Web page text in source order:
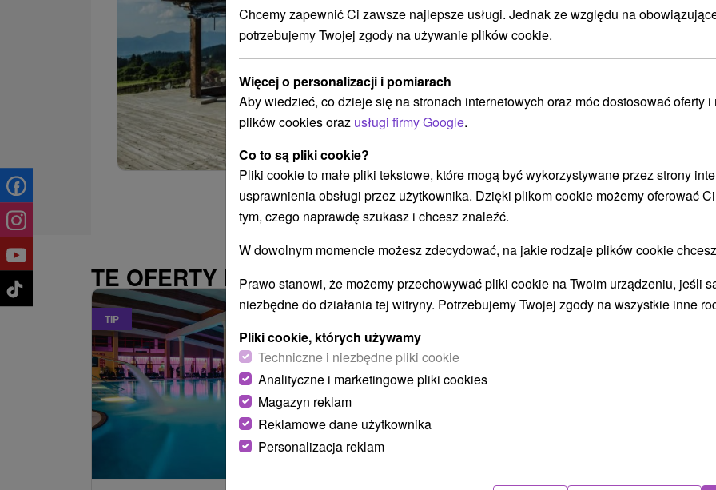
Luxusné a štýlové chaty v nádhernom prostredí
Jasenskej doliny na úpätí Veľkej Fatry,...
TE OFERTY MOGĄ PAŃSTWO BYĆ TAKŻE
TIP
od485,22zł
Chcemy zapewnić Ci zawsze najlepsze usługi. Jednak ze względu na
potrzebujemy Twojej zgody na używanie plików cookie.
Więcej o personalizacji i pomiarach
Aby wiedzieć, co dzieje się na stronach internetowych oraz móc dostosować oferty i
plików cookies oraz usługi firmy Google.
Co to są pliki cookie?
Pliki cookie to małe pliki tekstowe, które mogą być wykorzystywane przez strony
usprawnienia obsługi przez użytkownika. Dzięki plikom cookie możemy oferować
tym, czego naprawdę szukasz i chcesz znaleźć.
W dowolnym momencie możesz zdecydować, na jakie rodzaje plików cookie
Prawo stanowi, że możemy przechowywać pliki cookie na Twoim urządzeniu, jeśli
niezbędne do działania tej witryny. Potrzebujemy Twojej zgody na wszystkie inne
Pliki cookie, których używamy
Techniczne i niezbędne pliki cookie
Analityczne i marketingowe pliki cookies
Magazyn reklam
Reklamowe dane użytkownika
Personalizacja reklam